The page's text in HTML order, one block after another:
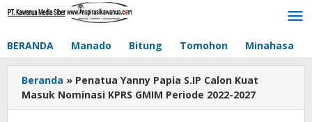
Lewati
BERANDA Manado Bitung Tomohon Minahasa
Beranda » Penatua Yanny Papia S.IP Calon Kuat
Masuk Nominasi KPRS GMIM Periode 2022-2027